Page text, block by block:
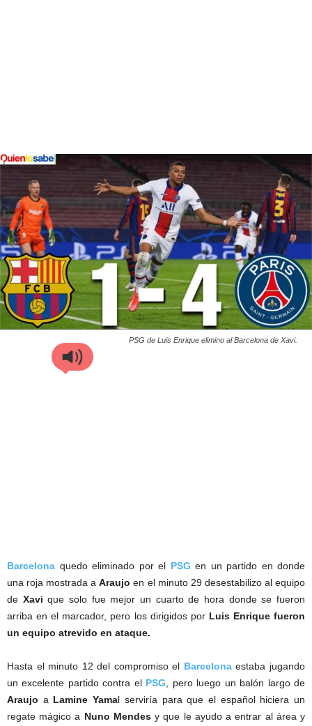
PSG de Luis Enrique elimino al Barcelona de Xavi.
Barcelona quedo eliminado por el PSG en un partido en donde
una roja mostrada aAraujo en el minuto 29 desestabilizo al equipo
de Xavi que solo fue mejor un cuarto de hora donde se fueron
arriba en el marcador, pero los dirigidos por Luis Enrique fueron
un equipo atrevido en ataque.
Hasta el minuto 12 del compromiso el Barcelonaestaba jugando
un excelente partido contra el PSG , pero luego un balón largo de
Araujo a Lamine Yamal serviría para que el español hiciera un
regate mágico a Nuno Mendesy que le ayudo a entrar al área y